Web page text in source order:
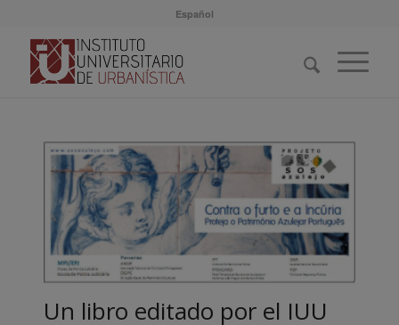
Español
Un libro editado por el IUU